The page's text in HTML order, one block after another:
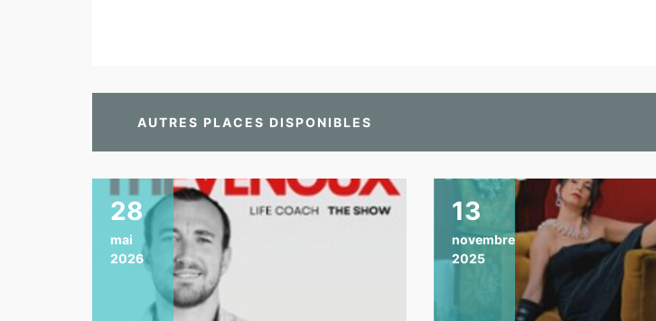
AUTRES PLACES DISPONIBLES
28
mai
2026
13
novembre
2025